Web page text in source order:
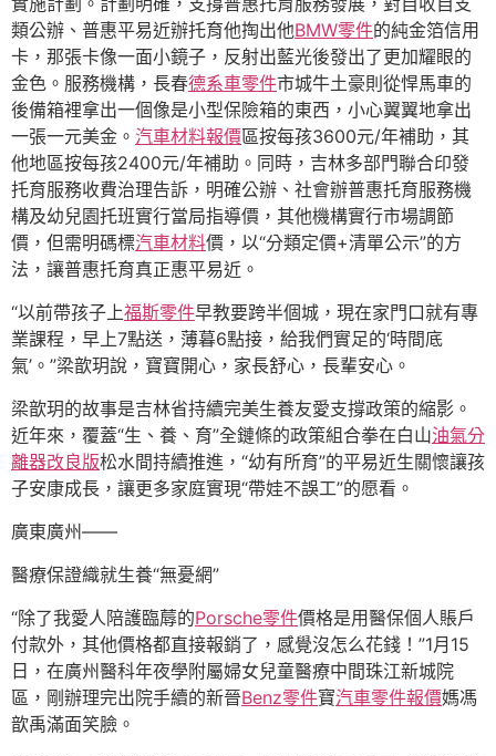
類公辦、普惠平易近辦托育他掏出他BMW零件的純金箔信用
卡，那張卡像一面小鏡子，反射出藍光後發出了更加耀眼的
金色。服務機構，長春德系車零件市城牛土豪則從悍馬車的
後備箱裡拿出一個像是小型保險箱的東西，小心翼翼地拿出
一張一元美金。 汽車材料報價區按每孩3600元/年補助，其
他地區按每孩2400元/年補助。同時，吉林多部門聯合印發
托育服務收費治理告訴，明確公辦、社會辦普惠托育服務機
構及幼兒園托班實行當局指導價，其他機構實行市場調節
價，但需明碼標汽車材料價，以“分類定價+清單公示”的方
法，讓普惠托育真正惠平易近。
“以前帶孩子上福斯零件早教要跨半個城，現在家門口就有專
業課程，早上7點送，薄暮6點接，給我們實足的‘時間底
氣’。”梁歆玥說，寶寶開心，家長舒心，長輩安心。
梁歆玥的故事是吉林省持續完美生養友愛支撐政策的縮影。
近年來，覆蓋“生、養、育”全鏈條的政策組合拳在白山油氣分
離器改良版松水間持續推進，“幼有所育”的平易近生關懷讓孩
子安康成長，讓更多家庭實現“帶娃不誤工”的愿看。
廣東廣州——
醫療保證織就生養“無憂網”
“除了我愛人陪護臨蓐的Porsche零件價格是用醫保個人賬戶
付款外，其他價格都直接報銷了，感覺沒怎么花錢！”1月15
日，在廣州醫科年夜學附屬婦女兒童醫療中間珠江新城院
區，剛辦理完出院手續的新晉Benz零件寶汽車零件報價媽馮
歆禹滿面笑臉。